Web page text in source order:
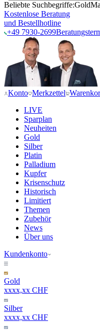
Beliebte Suchbegriffe:Gold
Kostenlose Beratung
und Bestellhotline
+49 7930-2699
Konto Merkzettel
LIVE
Sparplan
Neuheiten
Gold
Silber
Platin
Palladium
Kupfer
Krisenschutz
Historisch
Limitiert
Themen
Zubehör
News
Über uns
Kundenkonto
Gold
xxxx,xx CHF
Silber
xxxx,xx CHF